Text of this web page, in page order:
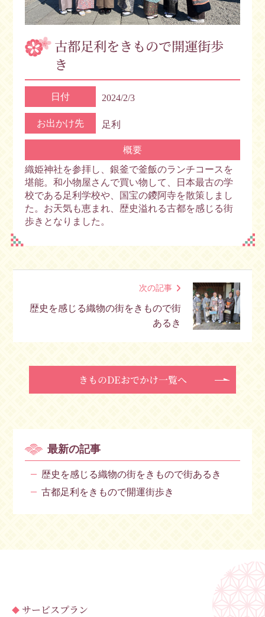
古都足利をきもので開運街歩
き
日付 2024/2/3
お出かけ先 足利
概要
織姫神社を参拝し、銀釜で釜飯のランチコースを
堪能。和小物屋さんで買い物して、日本最古の学
校である足利学校や、国宝の鑁阿寺を散策しまし
た。お天気も恵まれ、歴史溢れる古都を感じる街
歩きとなりました。
次の記事
歴史を感じる織物の街をきもので街
あるき
きものDEおでかけ一覧へ
最新の記事
歴史を感じる織物の街をきもので街あるき
古都足利をきもので開運街歩き
サービスプラン